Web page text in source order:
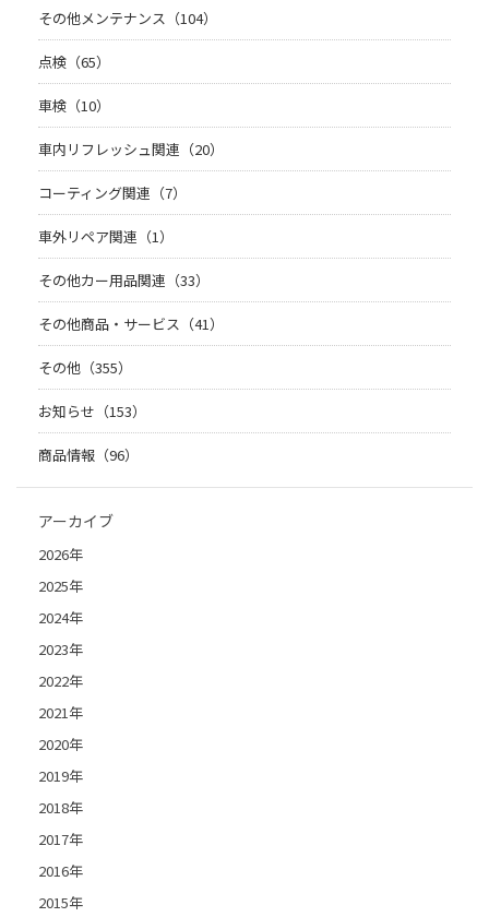
その他メンテナンス（104）
点検（65）
車検（10）
車内リフレッシュ関連（20）
コーティング関連（7）
車外リペア関連（1）
その他カー用品関連（33）
その他商品・サービス（41）
その他（355）
お知らせ（153）
商品情報（96）
アーカイブ
2026年
2025年
2024年
2023年
2022年
2021年
2020年
2019年
2018年
2017年
2016年
2015年